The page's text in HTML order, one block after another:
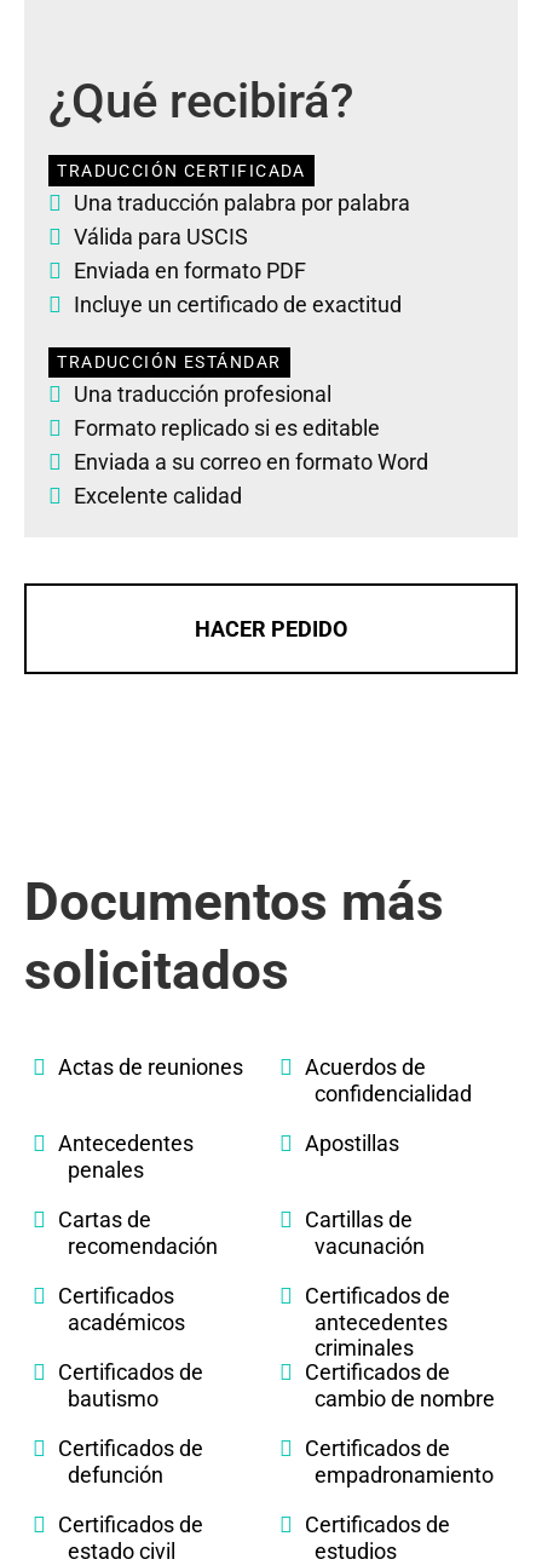
¿Qué recibirá?
TRADUCCIÓN CERTIFICADA
Una traducción palabra por palabra
Válida para USCIS
Enviada en formato PDF
Incluye un certificado de exactitud
TRADUCCIÓN ESTÁNDAR
Una traducción profesional
Formato replicado si es editable
Enviada a su correo en formato Word
Excelente calidad
HACER PEDIDO
Documentos más
solicitados
Actas de reuniones
Acuerdos de
confidencialidad
Antecedentes
penales
Apostillas
Cartas de
recomendación
Cartillas de
vacunación
Certificados
académicos
Certificados de
antecedentes
criminales
Certificados de
bautismo
Certificados de
cambio de nombre
Certificados de
defunción
Certificados de
empadronamiento
Certificados de
estado civil
Certificados de
estudios